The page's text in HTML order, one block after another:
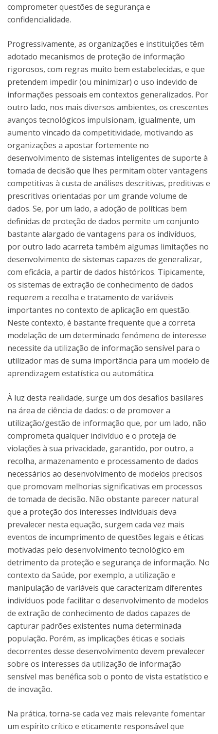
comprometer questões de segurança e
confidencialidade.
Progressivamente, as organizações e instituições têm
adotado mecanismos de proteção de informação
rigorosos, com regras muito bem estabelecidas, e que
pretendem impedir (ou minimizar) o uso indevido de
informações pessoais em contextos generalizados. Por
outro lado, nos mais diversos ambientes, os crescentes
avanços tecnológicos impulsionam, igualmente, um
aumento vincado da competitividade, motivando as
organizações a apostar fortemente no
desenvolvimento de sistemas inteligentes de suporte à
tomada de decisão que lhes permitam obter vantagens
competitivas à custa de análises descritivas, preditivas e
prescritivas orientadas por um grande volume de
dados. Se, por um lado, a adoção de políticas bem
definidas de proteção de dados permite um conjunto
bastante alargado de vantagens para os indivíduos,
por outro lado acarreta também algumas limitações no
desenvolvimento de sistemas capazes de generalizar,
com eficácia, a partir de dados históricos. Tipicamente,
os sistemas de extração de conhecimento de dados
requerem a recolha e tratamento de variáveis
importantes no contexto de aplicação em questão.
Neste contexto, é bastante frequente que a correta
modelação de um determinado fenómeno de interesse
necessite da utilização de informação sensível para o
utilizador mas de suma importância para um modelo de
aprendizagem estatística ou automática.
À luz desta realidade, surge um dos desafios basilares
na área de ciência de dados: o de promover a
utilização/gestão de informação que, por um lado, não
comprometa qualquer indivíduo e o proteja de
violações à sua privacidade, garantido, por outro, a
recolha, armazenamento e processamento de dados
necessários ao desenvolvimento de modelos precisos
que promovam melhorias significativas em processos
de tomada de decisão. Não obstante parecer natural
que a proteção dos interesses individuais deva
prevalecer nesta equação, surgem cada vez mais
eventos de incumprimento de questões legais e éticas
motivadas pelo desenvolvimento tecnológico em
detrimento da proteção e segurança de informação. No
contexto da Saúde, por exemplo, a utilização e
manipulação de variáveis que caracterizam diferentes
indivíduos pode facilitar o desenvolvimento de modelos
de extração de conhecimento de dados capazes de
capturar padrões existentes numa determinada
população. Porém, as implicações éticas e sociais
decorrentes desse desenvolvimento devem prevalecer
sobre os interesses da utilização de informação
sensível mas benéfica sob o ponto de vista estatístico e
de inovação.
Na prática, torna-se cada vez mais relevante fomentar
um espírito crítico e eticamente responsável que